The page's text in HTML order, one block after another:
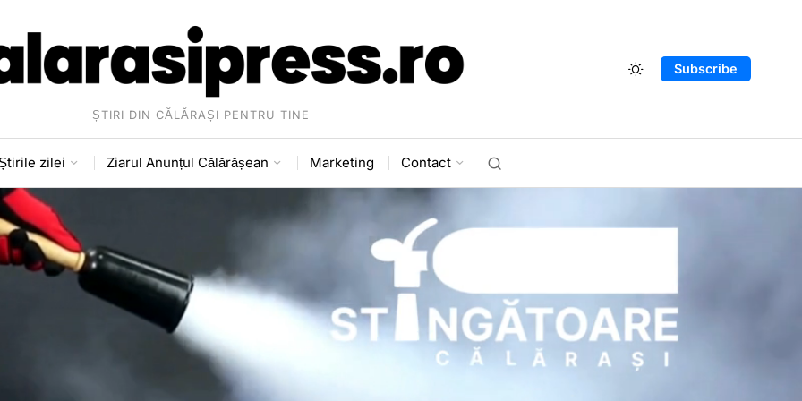
ȘTIRI DIN CĂLĂRAȘI PENTRU TINE
Subscribe
zilei Ziarul Anunțul Călărășean Marketing Contact